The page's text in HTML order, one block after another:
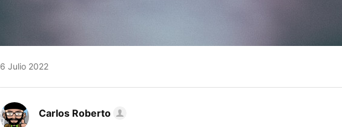
6 Julio 2022
Carlos Roberto